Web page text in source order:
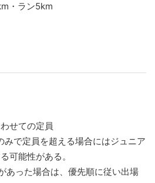
・ラン5km
せての定員
みで定員を超える場合にはジュニア
可能性がある。
あった場合は、優先順に従い出場